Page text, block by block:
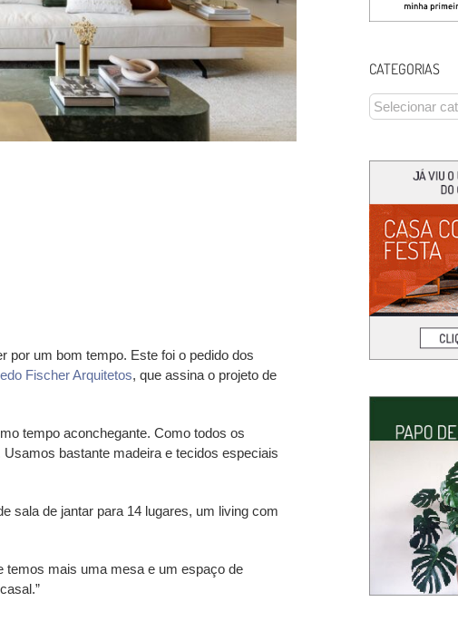
por um bom tempo. Este foi o pedido dos
Fischer Arquitetos, que assina o projeto de
tempo aconchegante. Como todos os
bastante madeira e tecidos especiais
sala de jantar para 14 lugares, um living com
temos mais uma mesa e um espaço de
CATEGORIAS
CATEGORIAS